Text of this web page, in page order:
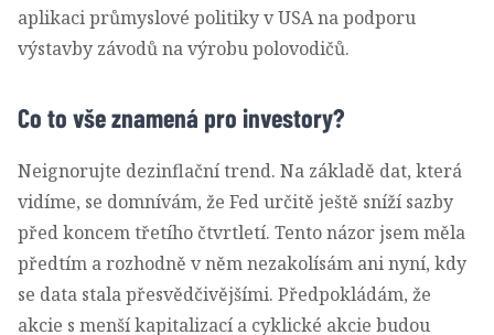
aplikaci průmyslové politiky v USA na podporu
výstavby závodů na výrobu polovodičů.
Co to vše znamená pro investory?
Neignorujte dezinflační trend. Na základě dat, která
vidíme, se domnívám, že Fed určitě ještě sníží sazby
před koncem třetího čtvrtletí. Tento názor jsem měla
předtím a rozhodně v něm nezakolísám ani nyní, kdy
se data stala přesvědčivějšími. Předpokládám, že
akcie s menší kapitalizací a cyklické akcie budou